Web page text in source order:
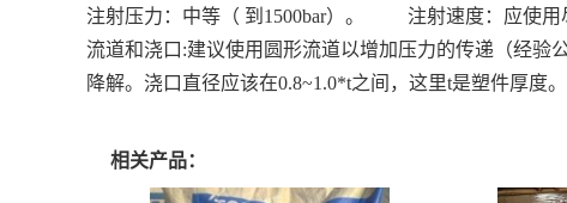
注射压力：中等（ 到1500bar）。 注射速度：应使
流道和浇口:建议使用圆形流道以增加压力的传递（经验
降解。浇口直径应该在0.8~1.0*t之间，这里t是塑件厚度
相关产品：